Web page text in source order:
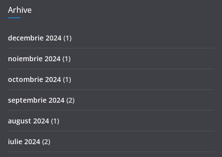
Arhive
decembrie 2024 (1)
noiembrie 2024 (1)
octombrie 2024 (1)
septembrie 2024 (2)
august 2024 (1)
iulie 2024 (2)